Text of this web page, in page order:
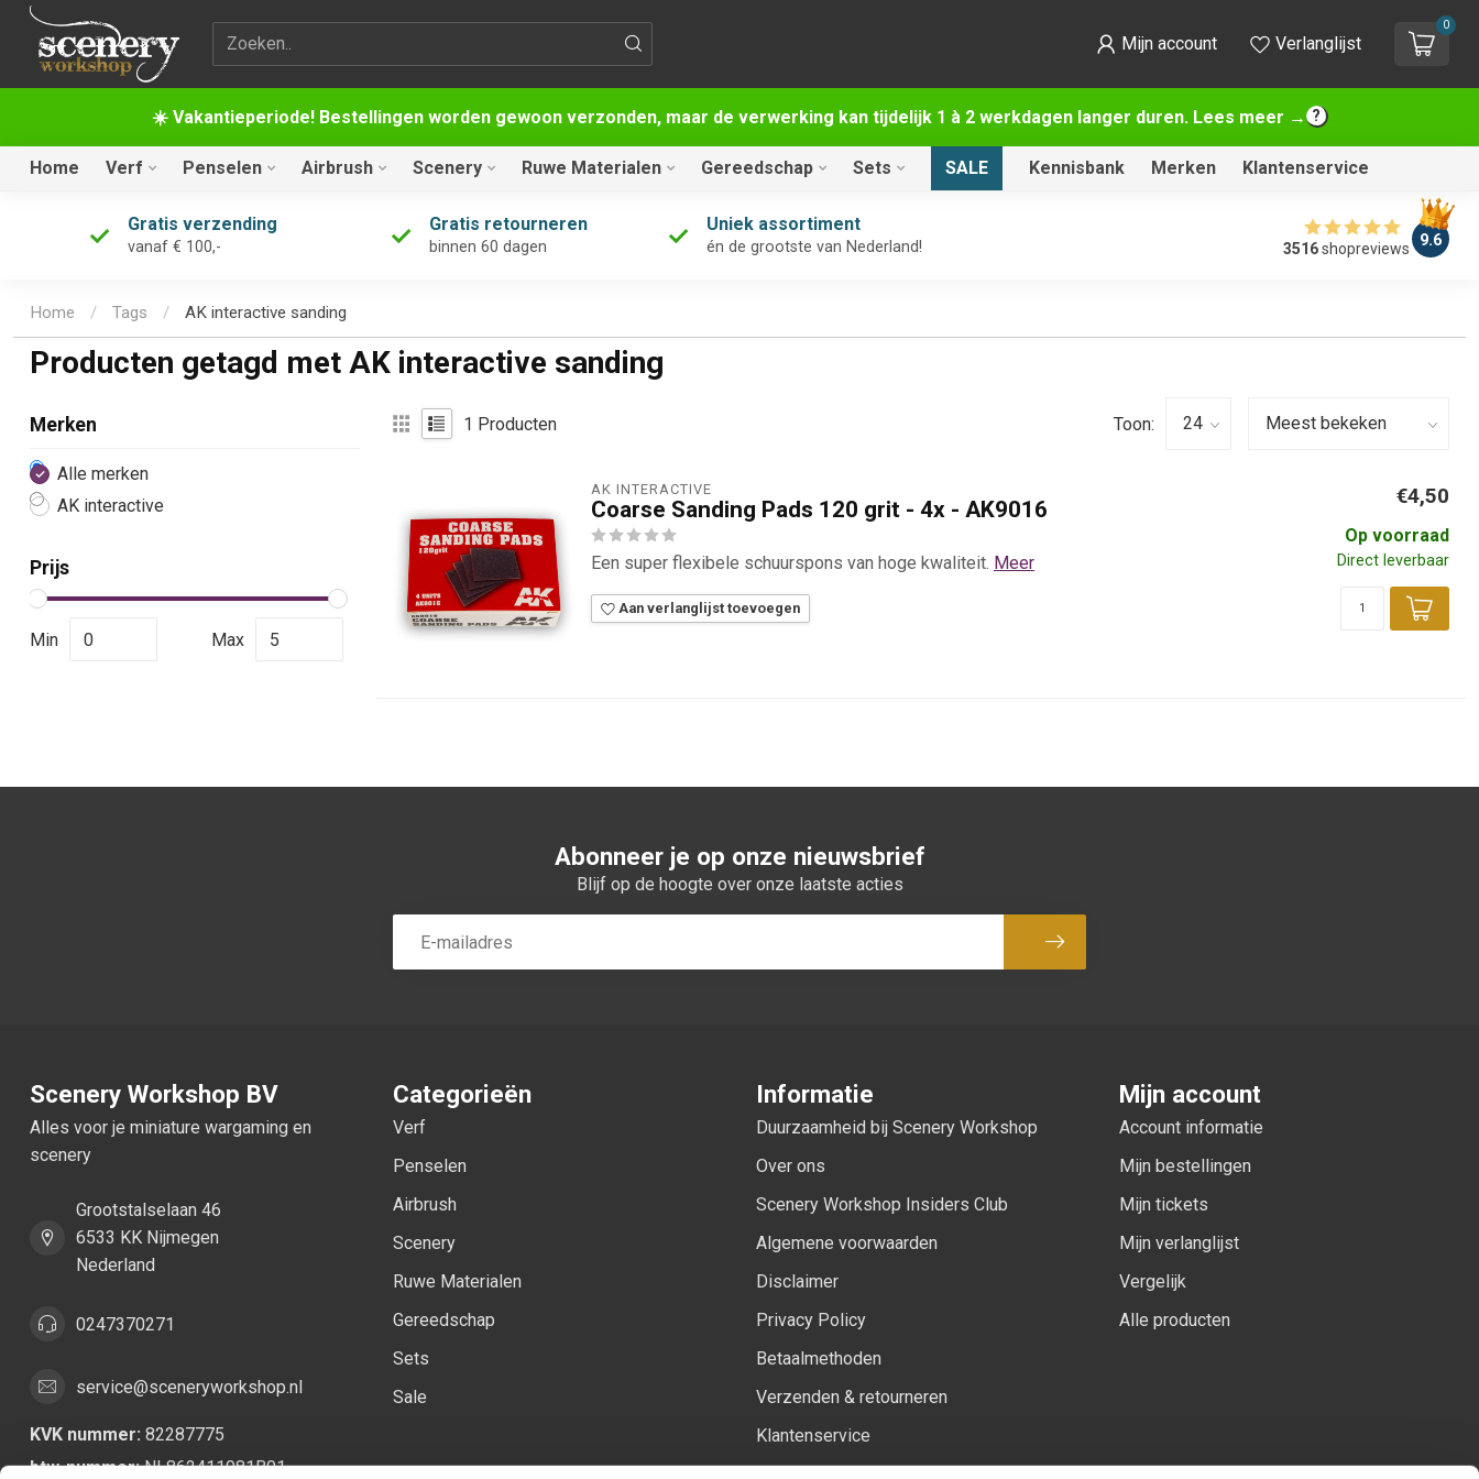
☀️ Vakantieperiode! Bestellingen worden gewoon verzonden, maar de verwerking kan tijdelijk 1 à 2 werkdagen langer duren. Lees meer →
Zoekterm Mijn account Verlanglijst
0
Home Verf Penselen Airbrush Scenery Ruwe Materialen Gereedschap Sets SALE Kennisbank Merken Klantenservice
Gratis verzending
vanaf € 100,-
Gratis retourneren
binnen 60 dagen
Uniek assortiment
én de grootste van Nederland! 3516shopreviews 9.6
Home / Tags / AK interactive sanding
Producten getagd met AK interactive sanding
Merken
Alle merken
AK interactive
Prijs
Min Max
1 Producten Toon:
AK INTERACTIVE
Coarse Sanding Pads 120 grit - 4x - AK9016
Een super flexibele schuurspons van hoge kwaliteit. Meer
Aan verlanglijst toevoegen
€4,50
Op voorraad
Direct leverbaar
Abonneer je op onze nieuwsbrief
Blijf op de hoogte over onze laatste acties
Abonneer
Scenery Workshop BV
Alles voor je miniature wargaming en
scenery
Grootstalselaan 46
6533 KK Nijmegen
Nederland
0247370271
service@sceneryworkshop.nl
KVK nummer: 82287775
btw-nummer:NL862411981B01
Categorieën
Verf
Penselen
Airbrush
Scenery
Ruwe Materialen
Gereedschap
Sets
Sale
Informatie
Duurzaamheid bij Scenery Workshop
Over ons
Scenery Workshop Insiders Club
Algemene voorwaarden
Disclaimer
Privacy Policy
Betaalmethoden
Verzenden & retourneren
Klantenservice
Mijn account
Account informatie
Mijn bestellingen
Mijn tickets
Mijn verlanglijst
Vergelijk
Alle producten